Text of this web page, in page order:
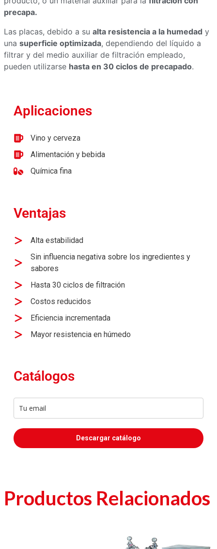
precapa.
Las placas, debido a su alta resistencia a la humedad y
una superficie optimizada, dependiendo del líquido a
filtrar y del medio auxiliar de filtración empleado,
pueden utilizarse hasta en 30 ciclos de precapado.
Aplicaciones
Vino y cerveza
Alimentación y bebida
Química fina
Ventajas
Alta estabilidad​
Sin influencia negativa sobre los ingredientes y
sabores ​
Hasta 30 ciclos de filtración​
Costos reducidos​
Eficiencia incrementada​
Mayor resistencia en húmedo​
Catálogos
Descargar catálogo
Productos Relacionados